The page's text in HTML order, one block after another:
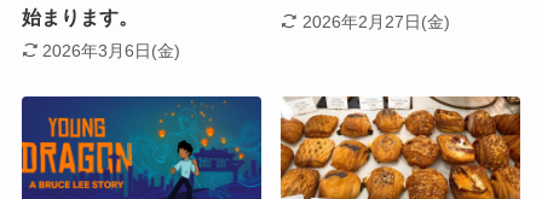
始まります。
2026年3月6日(金)
2026年2月27日(金)